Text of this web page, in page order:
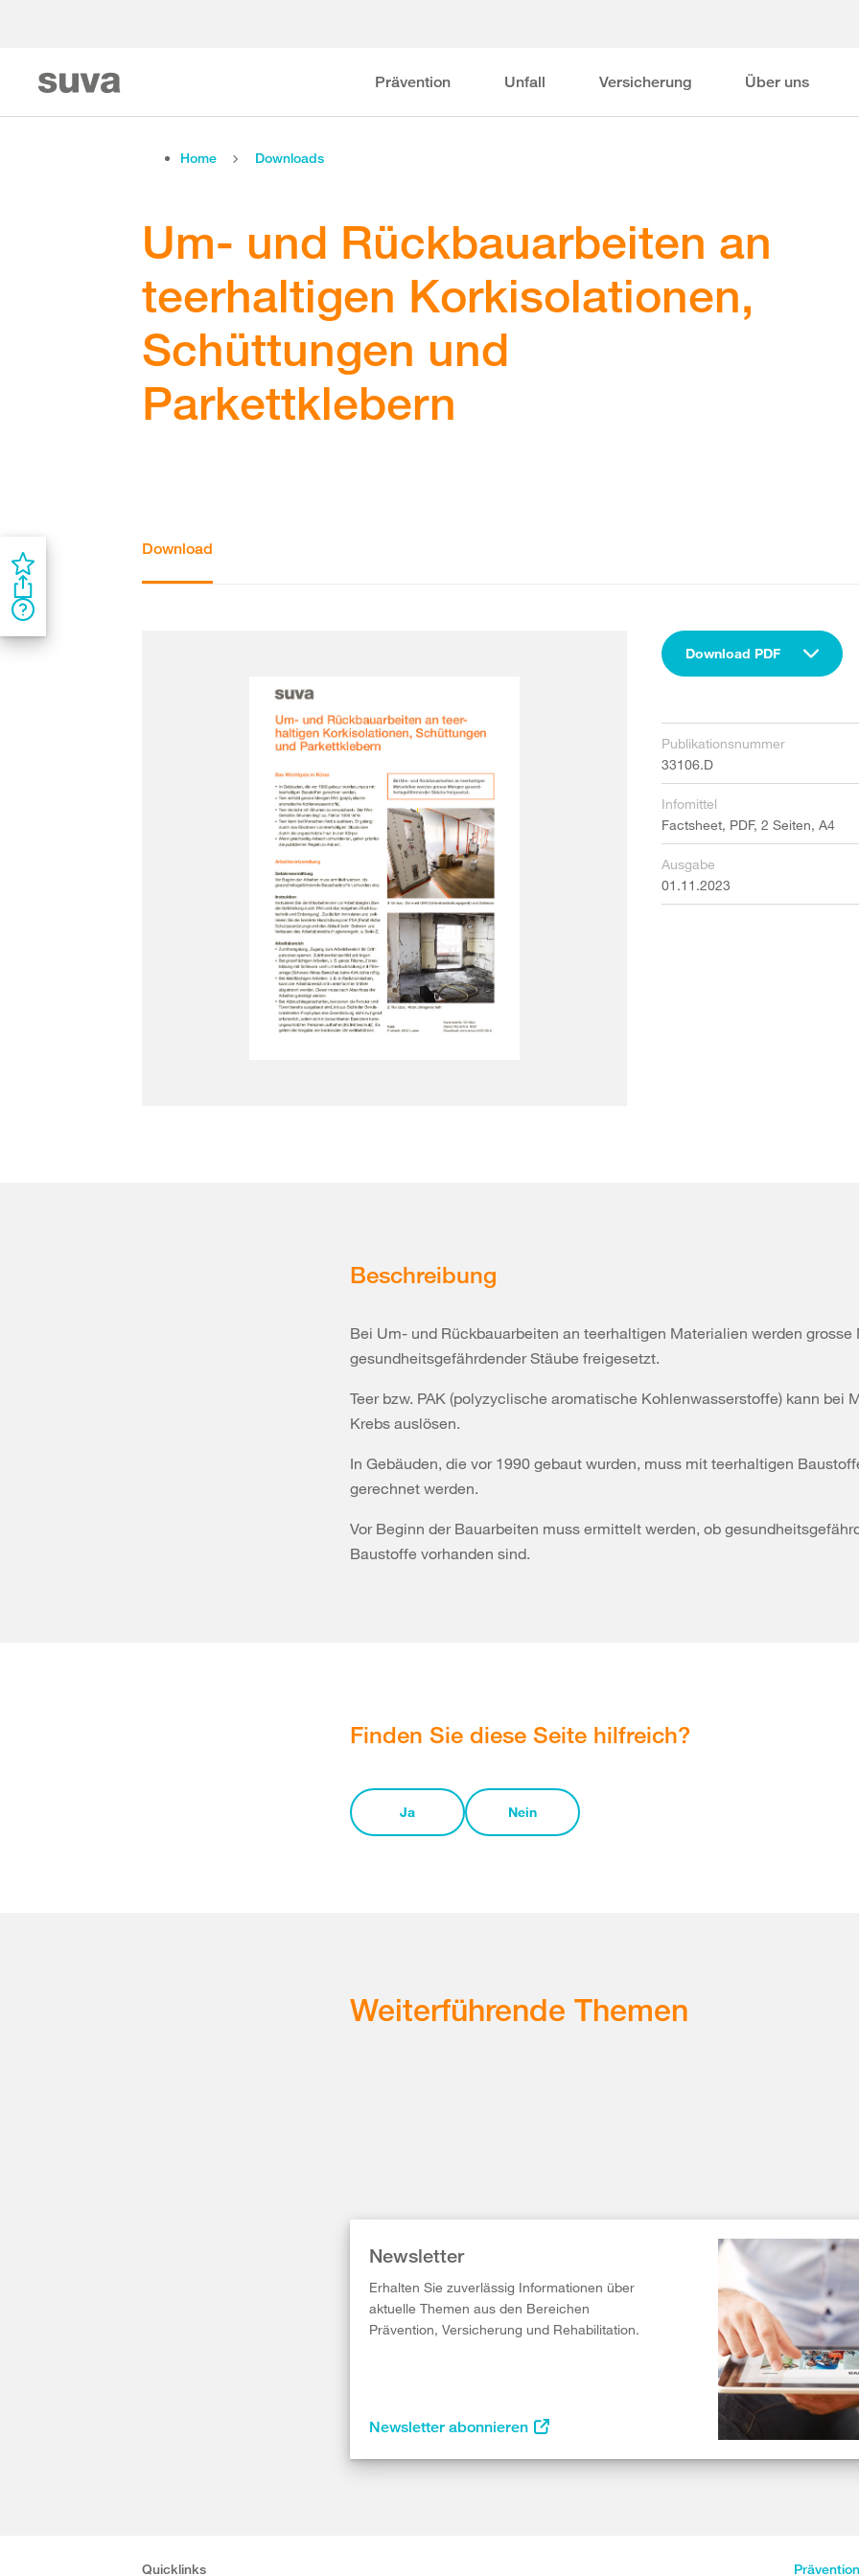
Prävention Unfall Versicherung Über uns
Home Downloads
Um- und Rückbauarbeiten an
teerhaltigen Korkisolationen,
Schüttungen und
Parkettklebern
Download
Download PDF
Publikationsnummer
33106.D
Infomittel
Factsheet, PDF, 2 Seiten, A4
Ausgabe
01.11.2023
Beschreibung
Bei Um- und Rückbauarbeiten an teerhaltigen Materialien werden grosse
gesundheitsgefährdender Stäube freigesetzt.
Teer bzw. PAK (polyzyclische aromatische Kohlenwasserstoffe) kann bei
Krebs auslösen.
In Gebäuden, die vor 1990 gebaut wurden, muss mit teerhaltigen
gerechnet werden.
Vor Beginn der Bauarbeiten muss ermittelt werden, ob
Baustoffe vorhanden sind.
Finden Sie diese Seite hilfreich?
Ja Nein
Weiterführende Themen
Newsletter
Erhalten Sie zuverlässig Informationen über
aktuelle Themen aus den Bereichen
Prävention, Versicherung und Rehabilitation.
Newsletter abonnieren
Quicklinks Prävention